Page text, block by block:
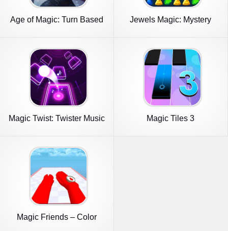
Age of Magic: Turn Based
Jewels Magic: Mystery
Magic Twist: Twister Music
Magic Tiles 3
Magic Friends – Color